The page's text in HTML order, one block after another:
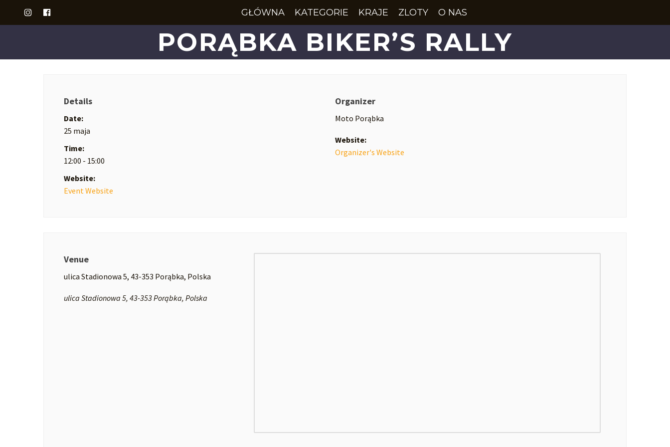
GŁÓWNA KATEGORIE KRAJE ZLOTY O NAS
PORĄBKA BIKER’S RALLY
Details
Date:
25 maja
Time:
12:00 - 15:00
Website:
Event Website
Organizer
Moto Porąbka
Website:
Organizer's Website
Venue
ulica Stadionowa 5, 43-353 Porąbka, Polska
ulica Stadionowa 5, 43-353 Porąbka, Polska